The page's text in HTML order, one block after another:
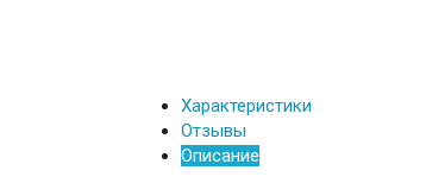
Характеристики
Отзывы
Описание